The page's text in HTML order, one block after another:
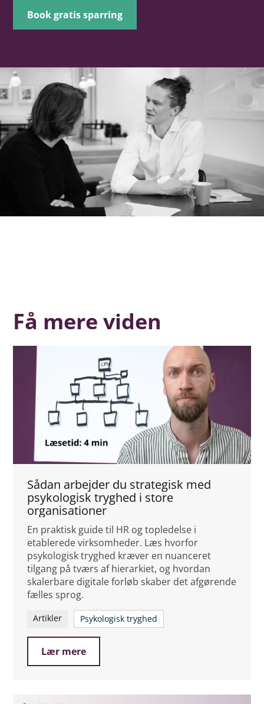
Book gratis sparring
Få mere viden
Sådan arbejder du strategisk med
psykologisk tryghed i store
organisationer
En praktisk guide til HR og topledelse i
etablerede virksomheder. Læs hvorfor
psykologisk tryghed kræver en nuanceret
tilgang på tværs af hierarkiet, og hvordan
skalerbare digitale forløb skaber det afgørende
fælles sprog.
Artikler Psykologisk tryghed
Lær mere